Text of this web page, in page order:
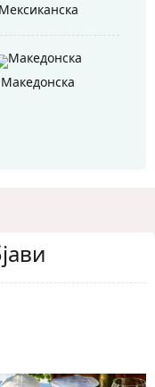
Мексиканска
Македонска